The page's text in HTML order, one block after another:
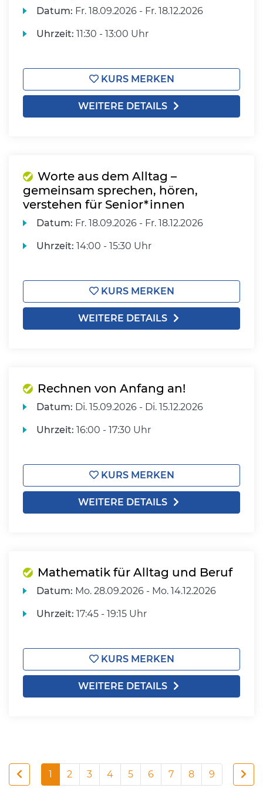
Datum: Fr. 18.09.2026 - Fr. 18.12.2026
Uhrzeit: 11:30 - 13:00 Uhr
KURS MERKEN
WEITERE DETAILS
Worte aus dem Alltag –
gemeinsam sprechen, hören,
verstehen für Senior*innen
Datum: Fr. 18.09.2026 - Fr. 18.12.2026
Uhrzeit: 14:00 - 15:30 Uhr
KURS MERKEN
WEITERE DETAILS
Rechnen von Anfang an!
Datum: Di. 15.09.2026 - Di. 15.12.2026
Uhrzeit: 16:00 - 17:30 Uhr
KURS MERKEN
WEITERE DETAILS
Mathematik für Alltag und Beruf
Datum: Mo. 28.09.2026 - Mo. 14.12.2026
Uhrzeit: 17:45 - 19:15 Uhr
KURS MERKEN
WEITERE DETAILS
1 2 3 4 5 6 7 8 9